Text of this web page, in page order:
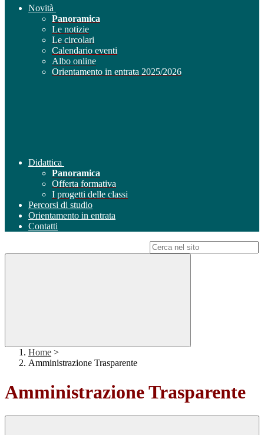
Novità
Panoramica
Le notizie
Le circolari
Calendario eventi
Albo online
Orientamento in entrata 2025/2026
Didattica
Panoramica
Offerta formativa
I progetti delle classi
Percorsi di studio
Orientamento in entrata
Contatti
Home >
Amministrazione Trasparente
Amministrazione Trasparente